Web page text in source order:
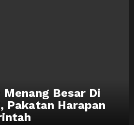
Menang Besar Di
Pakatan Harapan